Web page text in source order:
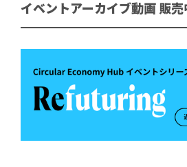
イベントアーカイブ動画 販売